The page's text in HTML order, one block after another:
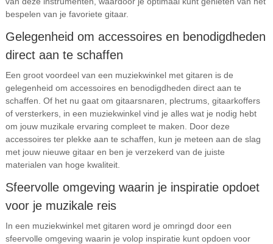
bespelen van je favoriete gitaar.
Gelegenheid om accessoires en benodigdheden
direct aan te schaffen
Een groot voordeel van een muziekwinkel met gitaren is de
gelegenheid om accessoires en benodigdheden direct aan te
schaffen. Of het nu gaat om gitaarsnaren, plectrums, gitaarkoffers
of versterkers, in een muziekwinkel vind je alles wat je nodig hebt
om jouw muzikale ervaring compleet te maken. Door deze
accessoires ter plekke aan te schaffen, kun je meteen aan de slag
met jouw nieuwe gitaar en ben je verzekerd van de juiste
materialen van hoge kwaliteit.
Sfeervolle omgeving waarin je inspiratie opdoet
voor je muzikale reis
In een muziekwinkel met gitaren word je omringd door een
sfeervolle omgeving waarin je volop inspiratie kunt opdoen voor